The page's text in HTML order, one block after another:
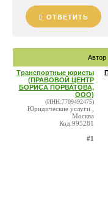
ОТВЕТИТЬ
Автор
Транспортные юристы
(ПРАВОВОЙ ЦЕНТР
БОРИСА ПОРВАТОВА,
ООО)
(ИНН:7709492475)
Юридические услуги ,
Москва
Код:995281
#1